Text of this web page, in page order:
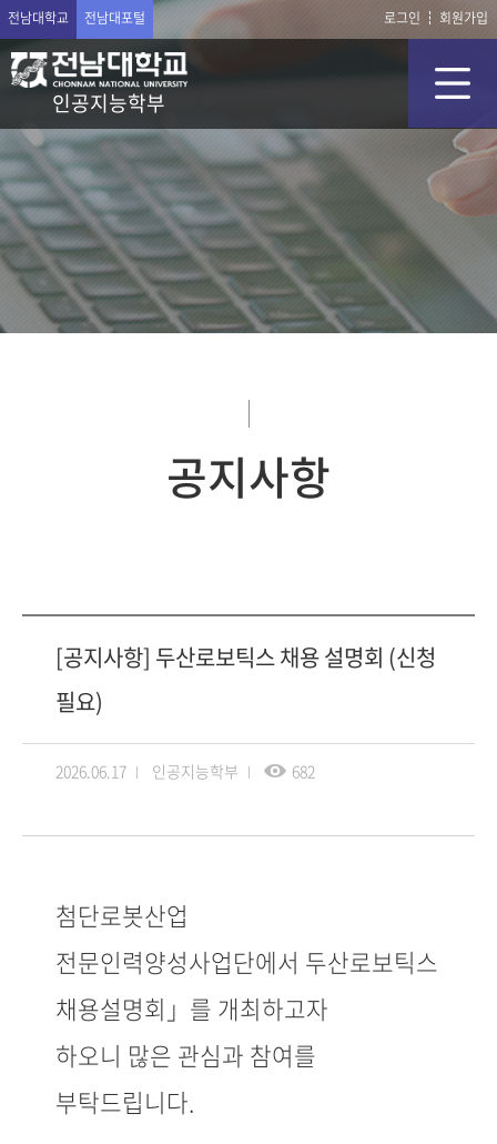
전남대학교 전남대포털 로그인 회원가입
인공지능학부
공지사항
[공지사항] 두산로보틱스 채용 설명회 (신청
필요)
2026.06.17 인공지능학부 682
첨단로봇산업
전문인력양성사업단에서 두산로보틱스
채용설명회」를 개최하고자
하오니 많은 관심과 참여를
부탁드립니다.